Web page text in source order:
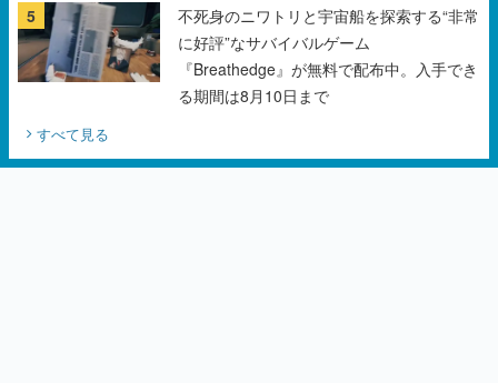
る期間は8月10日まで
すべて見る